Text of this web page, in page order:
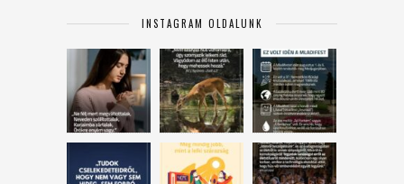
INSTAGRAM OLDALUNK